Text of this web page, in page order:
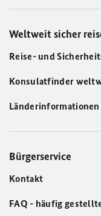
Weltweit sicher
Reise- und
Konsulatfinder
Länderinformationen
Bürgerservice
Kontakt
FAQ - häufig